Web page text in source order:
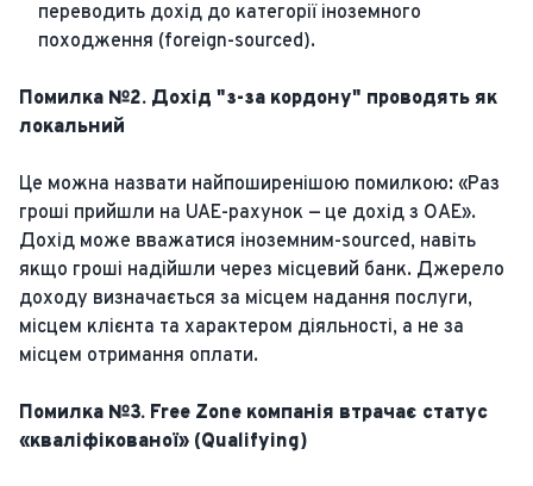
переводить дохід до категорії іноземного
походження (foreign-sourced).
Помилка №2. Дохід "з-за кордону" проводять як
локальний
Це можна назвати найпоширенішою помилкою: «Раз
гроші прийшли на UAE-рахунок — це дохід з ОАЕ».
Дохід може вважатися іноземним-sourced, навіть
якщо гроші надійшли через місцевий банк. Джерело
доходу визначається за місцем надання послуги,
місцем клієнта та характером діяльності, а не за
місцем отримання оплати.
Помилка №3. Free Zone компанія втрачає статус
«кваліфікованої» (Qualifying)